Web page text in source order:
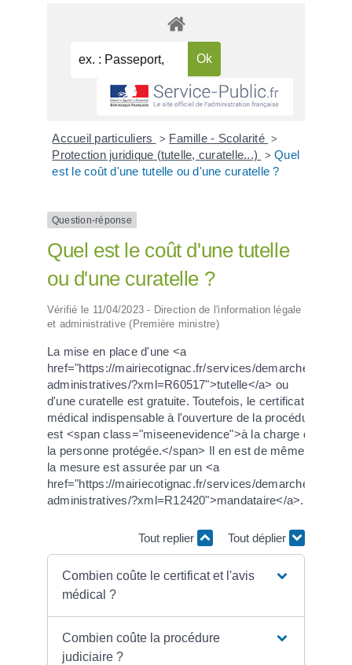
Accueil particuliers > Famille - Scolarité >
Protection juridique (tutelle, curatelle...) > Quel
est le coût d'une tutelle ou d'une curatelle ?
Question-réponse
Quel est le coût d'une tutelle
ou d'une curatelle ?
Vérifié le 11/04/2023 - Direction de l'information légale
et administrative (Première ministre)
La mise en place d'une <a
href="https://mairiecotignac.fr/services/demarches-
administratives/?xml=R60517">tutelle</a> ou
d'une curatelle est gratuite. Toutefois, le certificat
médical indispensable à l'ouverture de la procédure
est <span class="miseenevidence">à la charge de
la personne protégée.</span> Il en est de même si
la mesure est assurée par un <a
href="https://mairiecotignac.fr/services/demarches-
administratives/?xml=R12420">mandataire</a>.
Tout replier Tout déplier
Combien coûte le certificat et l'avis
médical ?
Combien coûte la procédure
judiciaire ?